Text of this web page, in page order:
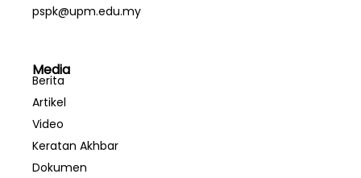
pspk@upm.edu.my
Media
Berita
Artikel
Video
Keratan Akhbar
Dokumen